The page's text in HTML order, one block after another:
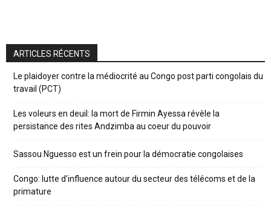
ARTICLES RÉCENTS
Le plaidoyer contre la médiocrité au Congo post parti congolais du
travail (PCT)
Les voleurs en deuil: la mort de Firmin Ayessa révèle la
persistance des rites Andzimba au coeur du pouvoir
Sassou Nguesso est un frein pour la démocratie congolaises
Congo: lutte d’influence autour du secteur des télécoms et de la
primature